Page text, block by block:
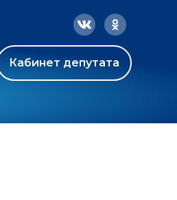
Кабинет депутата